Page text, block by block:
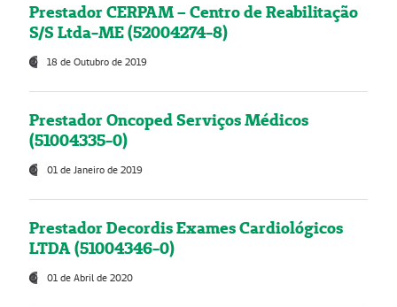
Prestador CERPAM – Centro de Reabilitação
S/S Ltda-ME (52004274-8)
18 de Outubro de 2019
Prestador Oncoped Serviços Médicos
(51004335-0)
01 de Janeiro de 2019
Prestador Decordis Exames Cardiológicos
LTDA (51004346-0)
01 de Abril de 2020